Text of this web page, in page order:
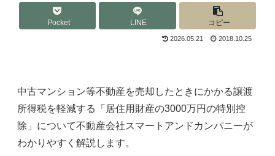
Pocket LINE コピー
2026.05.21 2018.10.25
中古マンション等不動産を売却したときにかかる譲渡
所得税を軽減する「居住用財産の3000万円の特別控
除」について不動産会社スマートアンドカンパニーが
わかりやすく解説します。